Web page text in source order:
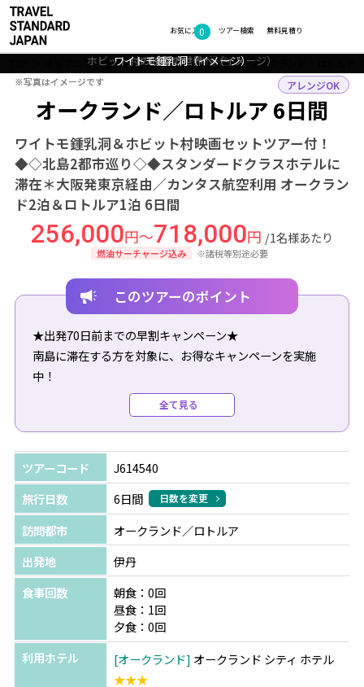
お気に入り
0 無料見積り
ツアー検索
オセアニア・南太平洋 ニュージーランド オークランド・ロトルア
オークランド／ロトルア 6日間
ワイトモ鍾乳洞＆ホビット村映画セットツアー付！
◆◇北島2都市巡り◇◆スタンダードクラスホテルに
滞在＊大阪発東京経由／カンタス航空利用 オークラン
ド2泊＆ロトルア1泊 6日間
アレンジOK
256,000円～718,000円 /1名様あたり
燃油サーチャージ込み ※諸税等別途必要
ロトルアの街並み
オークランドの景色
ホビット村の映画の世界へ（イメージ）
ワイトモ鍾乳洞（イメージ）
夕暮れ時のオークランド(ニュージーランド)
フォトギャラリー
※写真はイメージです
※写真はイメージです
このツアーのポイント
★出発70日前までの早割キャンペーン★
南島に滞在する方を対象に、お得なキャンペーンを実施
中！
せっかくなら北島だけではなく、南島との周遊はいかがで
＊選べるニュージーランドの特別体験！【A】または
【B】お好きな特典を1つプレゼント！
【A】自然に囲まれたホテルでの朝食（1泊分）
「マウントクック」または「テカポ湖」から、いずれか1
ヵ所をお選びいただけます。
【B】星空観賞ツアーにご招待（滞在中1回）
「テカポ湖」または「クイーンズタウン」から、いずれか
1ヵ所をお選びいただけます。
●北島周遊でロトルアの魅力を体感！
全て見る
ツアーコード
J614540
旅行日数
6日間 日数を変更
訪問都市
オークランド／ロトルア
出発地
伊丹
食事回数
朝食：0回
昼食：1回
夕食：0回
利用ホテル
オークランド オークランド シティ ホテル
★★★